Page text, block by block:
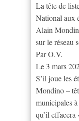
La tête de
National aux
Alain
sur le réseau
Par O.V.
Le 3 mars
S’il joue les
Mondino –
municipales
qu’il effacera